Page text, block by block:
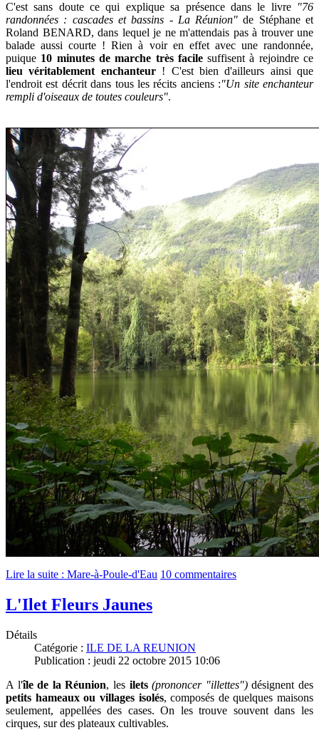
C'est sans doute ce qui explique sa présence dans le livre "76
randonnées : cascades et bassins - La Réunion" de Stéphane et
Roland BENARD, dans lequel je ne m'attendais pas à trouver une
balade aussi courte ! Rien à voir en effet avec une randonnée,
puique 10 minutes de marche très facilesuffisent à rejoindre ce
lieu véritablement enchanteur! C'est bien d'ailleurs ainsi que
l'endroit est décrit dans tous les récits anciens :"Un site enchanteur
rempli d'oiseaux de toutes couleurs".
Lire la suite : Mare-à-Poule-d'Eau 10 commentaires
L'Ilet Fleurs Jaunes
Détails
Catégorie : ILE DE LA REUNION
Publication : jeudi 22 octobre 2015 10:06
A l'île de la Réunion, les ilets (prononcer "illettes")désignent des
petits hameaux ou villages isolés, composés de quelques maisons
seulement, appellées des cases. On les trouve souvent dans les
cirques, sur des plateaux cultivables.